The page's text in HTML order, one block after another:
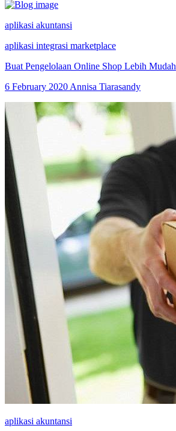
aplikasi akuntansi
aplikasi integrasi marketplace
Buat Pengelolaan Online Shop Lebih Mudah
6 February 2020 Annisa Tiarasandy
aplikasi akuntansi